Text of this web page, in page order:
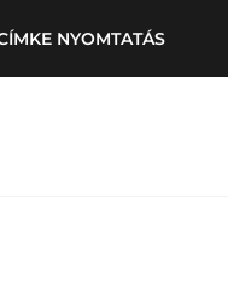
NYOMTATÁS